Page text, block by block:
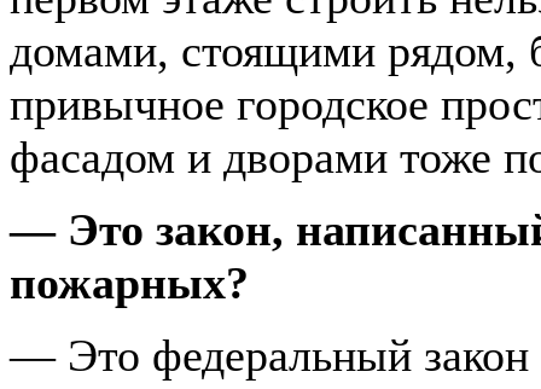
домами, стоящими рядом,
привычное городское
фасадом и дворами тоже
— Это закон,
пожарных?
— Это федеральный